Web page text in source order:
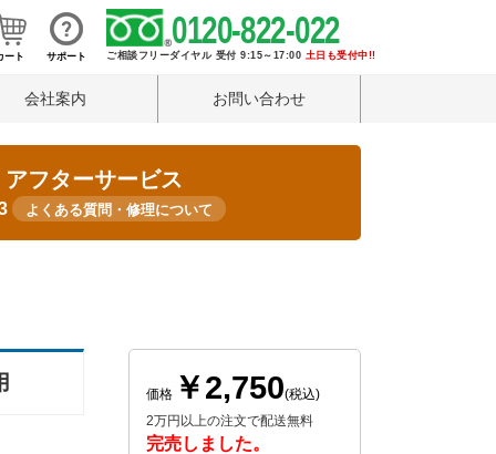
ート サポート
0120-822-022
ご相談フリーダイヤル 受付 9:15～17:00 土日も受付中!!
会社案内 お問い合わせ
フターサービス
よくある質問・修理について
価格 ￥2,750(税込)
2万円以上の注文で配送無料
完売しました。